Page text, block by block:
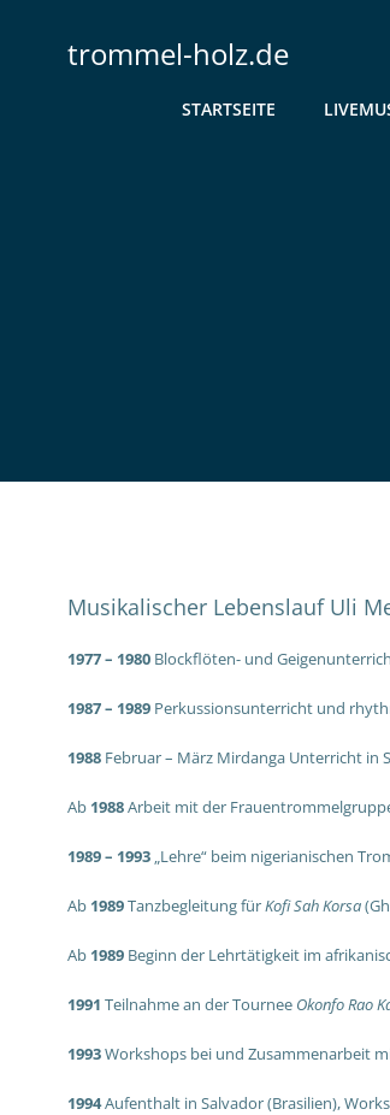
springentrommel-holz.de
STARTSEITE
Musikalischer Lebenslauf Uli
1977 – 1980 Blockflöten- und
1987 – 1989 Perkussionsunterricht und
1988 Februar – März Mirdanga Unterricht in
Ab 1988Arbeit mit der
1989 – 1993 „Lehre“ beim nigerianischen
Ab 1989Tanzbegleitung fürKofi Sah Korsa
Ab 1989 Beginn der Lehrtätigkeit im
1991 Teilnahme an der Tournee Okonfo Rao
1993Workshops bei und Zusammenarbeit
1994Aufenthalt in Salvador (Brasilien),